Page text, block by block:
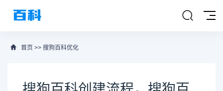
首页 >> 搜狗百科优化